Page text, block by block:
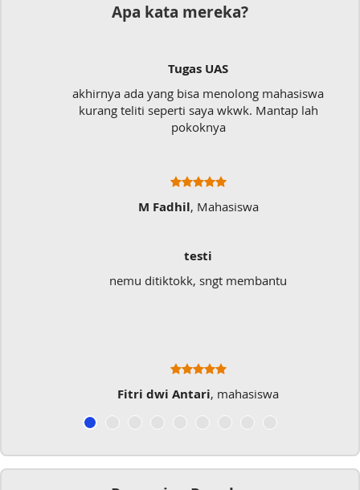
Apa kata mereka?
Tugas UAS
akhirnya ada yang bisa menolong mahasiswa
kurang teliti seperti saya wkwk. Mantap lah
pokoknya
M Fadhil, Mahasiswa
testi
nemu ditiktokk, sngt membantu
Fitri dwi Antari, mahasiswa